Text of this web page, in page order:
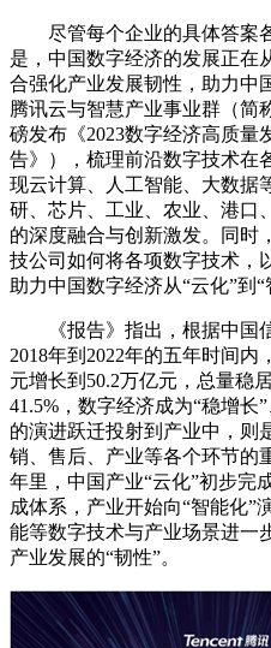
尽管每个企业的具体答案
是，中国数字经济的发展正在
合强化产业发展韧性，助力中
腾讯云与智慧产业事业群（简
磅发布《2023数字经济高质量
告》），梳理前沿数字技术在
现云计算、人工智能、大数据
研、芯片、工业、农业、港口
的深度融合与创新激发。同时
技公司如何将各项数字技术，
助力中国数字经济从“云化”到“
《报告》指出，根据中国
2018年到2022年的五年时间
元增长到50.2万亿元，总量稳
41.5%，数字经济成为“稳增长
的演进跃迁投射到产业中，则
销、售后、产业等各个环节的
年里，中国产业“云化”初步完
成体系，产业开始向“智能化”
能等数字技术与产业场景进一
产业发展的“韧性”。